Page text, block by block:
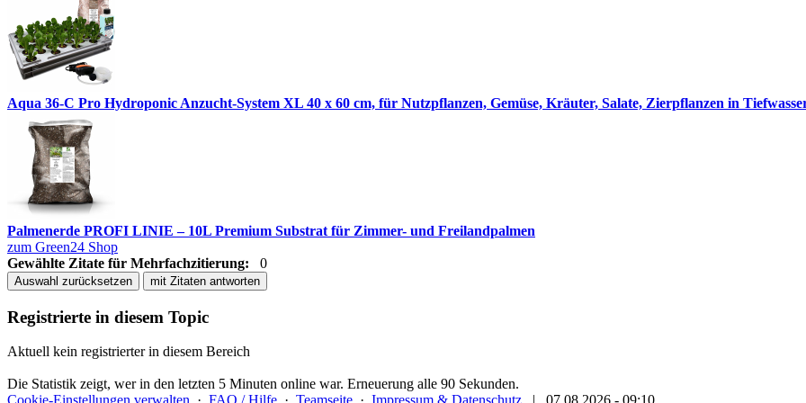
Aqua 36-C Pro Hydroponic Anzucht-System XL 40 x 60 cm, für Nutzpflanzen, Gemüse, Kräuter, Salate, Zierpflanzen in
Palmenerde PROFI LINIE – 10L Premium Substrat für Zimmer- und Freilandpalmen
zum Green24 Shop
Gewählte Zitate für Mehrfachzitierung:
0
Auswahl zurücksetzen mit Zitaten antworten
Registrierte in diesem Topic
Aktuell kein registrierter in diesem Bereich
Die Statistik zeigt, wer in den letzten 5 Minuten online war. Erneuerung alle 90 Sekunden.